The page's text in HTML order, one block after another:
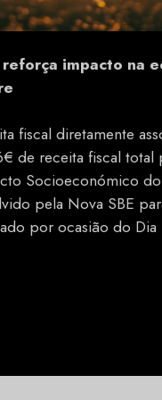
impacto na
fiscal diretamente
de receita fiscal total
Socioeconómico
pela Nova SBE
por ocasião do